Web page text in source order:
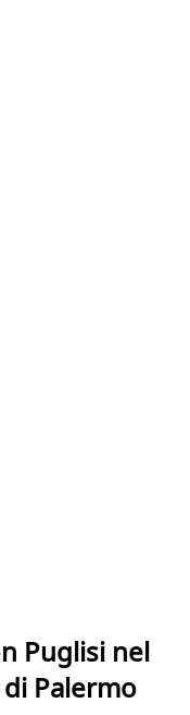
Puglisi nel
Palermo